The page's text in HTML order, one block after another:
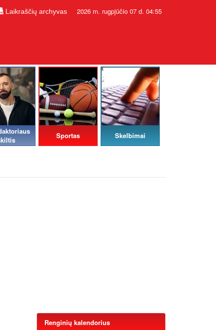
Laikraščių archyvas 2026 m. rugpjūčio 07 d. 04:55
Sportas Skelbimai
Renginių kalendorius